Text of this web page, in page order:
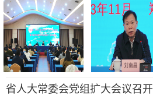
省人大常委会党组扩大会议召开